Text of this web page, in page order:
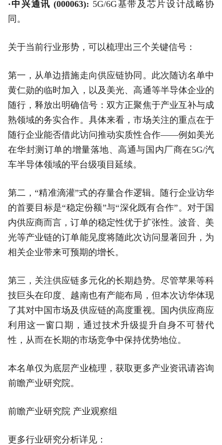
·中兴通讯 (000063): 5G/6G基带及芯片设计战略协
同。
关于当前行业形势，可以梳理出三个关键信号：
第一，从单边措施走向供应链协同。此次随访名单中
黄仁勋的临时加入，以及美光、高通等半导体企业的
随行，释放出明确信号：双方正聚焦于产业互补与成
熟领域的务实合作。具体来看，市场关注的重点在于
随行企业能否借此访问推动实质性合作——例如美光
在华封测订单的增量落地、高通与国内厂商在5G/汽
车半导体领域的平台级项目延续。
第二，“精准滴灌”式的存量合作逻辑。随行企业访华
的首要目标是“稳定份额”与“深化既有合作”。对于国
内供应商而言，订单的稳定性优于扩张性。波音、美
光等产业链的订单能见度将随此次访问显著回升，为
相关企业带来可预期的增长。
第三，关注供应链多元化的长期趋势。尽管苹果等科
技巨头在印度、越南也有产能布局，但本次访华体现
了其对中国市场及供应链的高度重视。国内供应商应
利用这一窗口期，通过技术升级提升自身不可替代
性，从而在长期的市场竞争中保持优势地位。
本名单仅为底层产业梳理，获取更多产业资讯请咨询
前瞻产业研究院。
前瞻产业研究院 产业观察组
更多行业研究分析详见：